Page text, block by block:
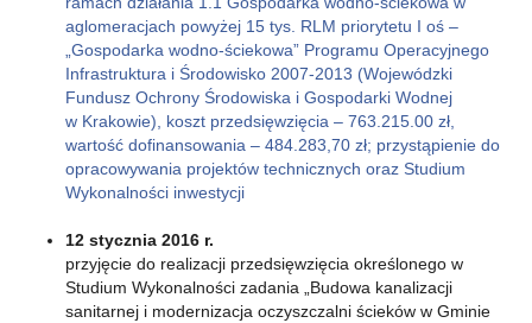
aglomeracjach powyżej 15 tys. RLM priorytetu I oś –
„Gospodarka wodno-ściekowa” Programu Operacyjnego
Infrastruktura i Środowisko 2007-2013 (Wojewódzki
Fundusz Ochrony Środowiska i Gospodarki Wodnej
w Krakowie), koszt przedsięwzięcia – 763.215.00 zł,
wartość dofinansowania – 484.283,70 zł; przystąpienie do
opracowywania projektów technicznych oraz Studium
Wykonalności inwestycji
12 stycznia 2016 r.
przyjęcie do realizacji przedsięwzięcia określonego w
Studium Wykonalności zadania „Budowa kanalizacji
sanitarnej i modernizacja oczyszczalni ścieków w Gminie